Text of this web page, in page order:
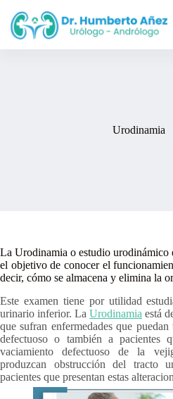
contenido
Urodinamia
La Urodinamia o estudio urodinámico
el objetivo de conocer el
decir, cómo se almacena y elimina la
Este examen tiene por utilidad
urinario inferior. La Urodinamia está
que sufran enfermedades que
defectuoso o también a pacientes
vaciamiento defectuoso de la
produzcan obstrucción del tracto
pacientes que presentan estas